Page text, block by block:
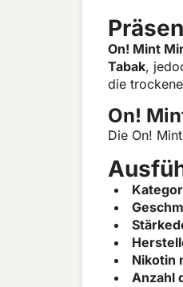
On! Mint
Tabak,
die
On!
Die On!
Nikotin
Anzahl